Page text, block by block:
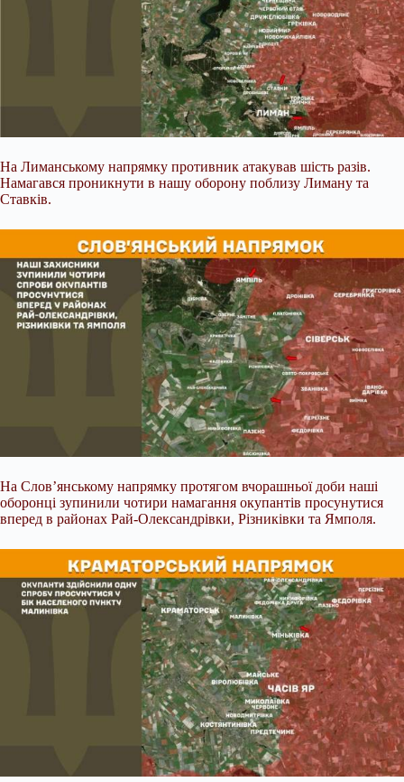
На Лиманському напрямку противник атакував шість разів.
Намагався проникнути в нашу оборону поблизу Лиману та
Ставків.
На Слов’янському напрямку протягом вчорашньої доби наші
оборонці зупинили чотири намагання окупантів просунутися
вперед в районах Рай-Олександрівки, Різниківки та Ямполя.